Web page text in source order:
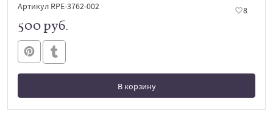
Артикул RPE-3762-002 8
500 руб.
В корзину
В корзине